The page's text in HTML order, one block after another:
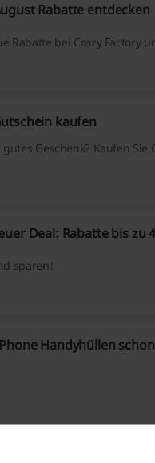
Rabatte entdecken
Rabatte bei Crazy Factory
kaufen
Geschenk? Kaufen Sie
Deal: Rabatte bis zu
sparen!
Handyhüllen